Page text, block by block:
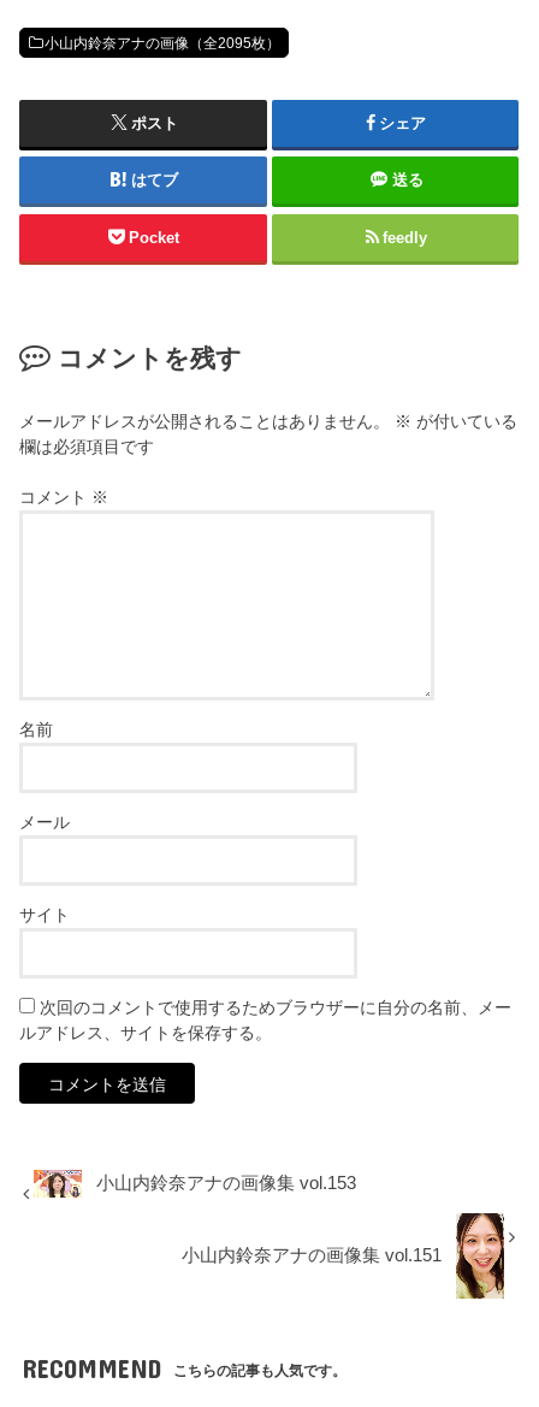
小山内鈴奈アナの画像（全2095枚）
ポスト シェア
はてブ 送る
Pocket feedly
コメントを残す
メールアドレスが公開されることはありません。 ※ が付いている
欄は必須項目です
コメント ※
名前
メール
サイト
次回のコメントで使用するためブラウザーに自分の名前、メー
ルアドレス、サイトを保存する。
小山内鈴奈アナの画像集 vol.153
小山内鈴奈アナの画像集 vol.151
RECOMMEND こちらの記事も人気です。